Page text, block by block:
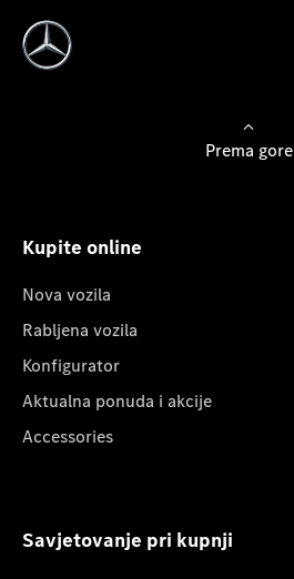
Prema gore
Kupite online
Nova vozila
Rabljena vozila
Konfigurator
Aktualna ponuda i akcije
Accessories
Savjetovanje pri kupnji